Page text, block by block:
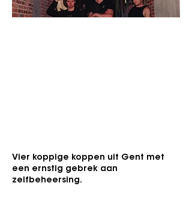
Vier koppige koppen uit Gent met
een ernstig gebrek aan
zelfbeheersing.